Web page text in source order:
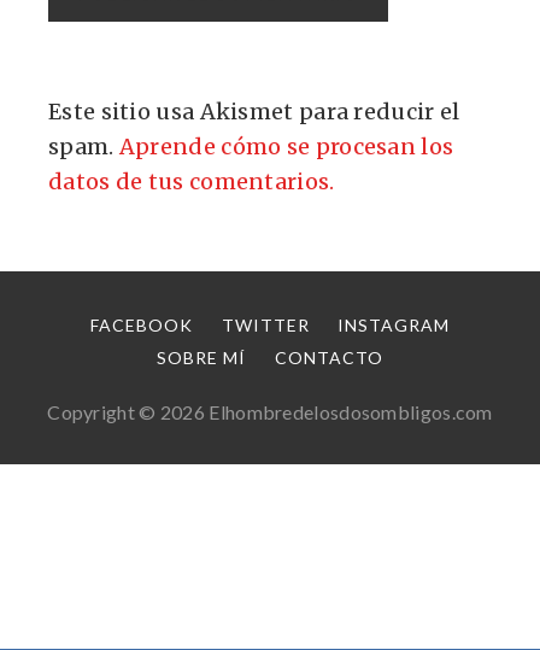
Este sitio usa Akismet para reducir el
spam.Aprende cómo se procesan los
datos de tus comentarios.
FACEBOOK TWITTER
INSTAGRAM
SOBRE MÍ
CONTACTO
Copyright © 2026 Elhombredelosdosombligos.com